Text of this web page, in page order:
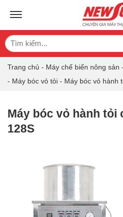
TOGGLE NAVIGATION
Search
for:
Trang chủ - Máy chế biến nông sản -
- Máy bóc vỏ tỏi - Máy bóc vỏ hành
Máy bóc vỏ hành tỏi
128S